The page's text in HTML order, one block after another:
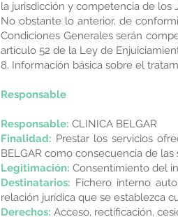
la jurisdicción y competencia de los
No obstante lo anterior, de
Condiciones Generales serán
artículo 52 de la Ley de
8. Información básica sobre el
Responsable
Responsable: CLINICA BELGAR
Finalidad: Prestar los servicios
BELGAR como consecuencia de
Legitimación: Consentimiento del
Destinatarios: Fichero interno
relación jurídica que se establezca
Derechos: Acceso, rectificación,